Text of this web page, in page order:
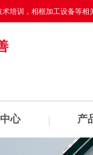
术培训，相框加工设备等相
心 产